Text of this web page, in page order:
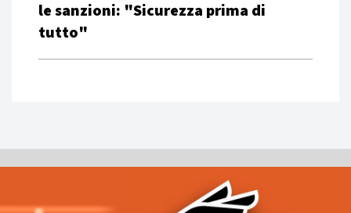
le sanzioni: "Sicurezza prima di
tutto"